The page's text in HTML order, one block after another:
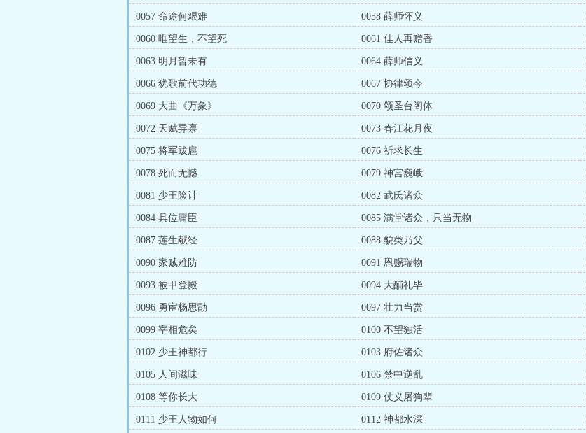
0057 命途何艰难 0058 薛师怀义
0060 唯望生，不望死 0061 佳人再赠香
0063 明月暂未有 0064 薛师信义
0066 犹歌前代功德 0067 协律颂今
0069 大曲《万象》 0070 颂圣台阁体
0072 天赋异禀 0073 春江花月夜
0075 将军跋扈 0076 祈求长生
0078 死而无憾 0079 神宫巍峨
0081 少王险计 0082 武氏诸众
0084 具位庸臣 0085 满堂诸众，只当无物
0087 莲生献经 0088 貌类乃父
0090 家贼难防 0091 恩赐瑞物
0093 被甲登殿 0094 大酺礼毕
0096 勇宦杨思勖 0097 壮力当赏
0099 宰相危矣 0100 不望独活
0102 少王神都行 0103 府佐诸众
0105 人间滋味 0106 禁中逆乱
0108 等你长大 0109 仗义屠狗辈
0111 少王人物如何 0112 神都水深